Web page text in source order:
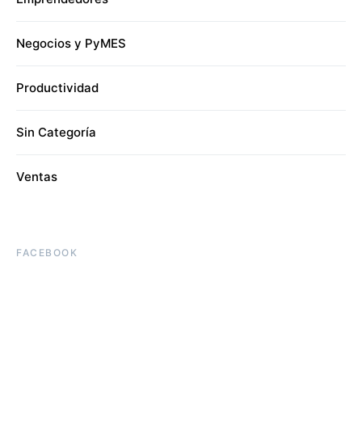
Negocios y PyMES
Productividad
Sin Categoría
Ventas
FACEBOOK